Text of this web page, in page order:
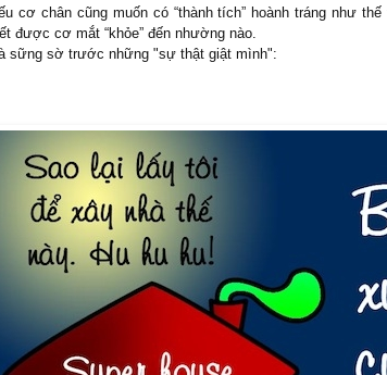
cơ chân cũng muốn có “thành tích” hoành tráng như
được cơ mắt “khỏe” đến nhường nào.
sững sờ trước những "sự thật giật mình":